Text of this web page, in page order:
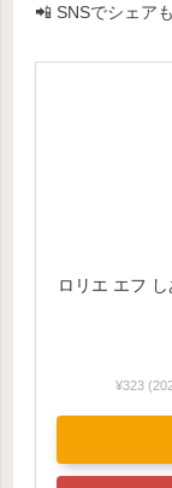
📲 SNSでシェア
ロリエ エフ
¥323